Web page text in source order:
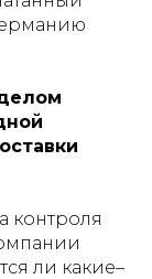
контроля
ли какие–